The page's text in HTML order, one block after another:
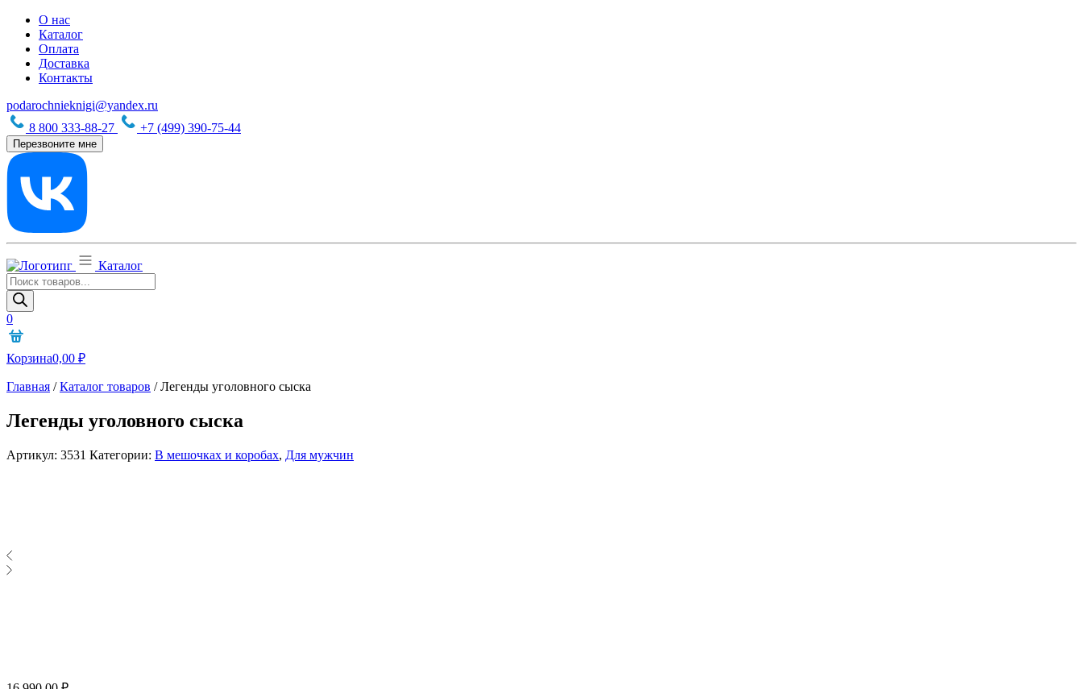
О нас
Каталог
Оплата
Доставка
Контакты
podarochnieknigi@yandex.ru
8 800 333-88-27
+7 (499) 390-75-44
Перезвоните мне
Каталог
Поиск
товаров
0
Корзина0,00 ₽
Главная /Каталог товаров /Легенды уголовного сыска
Легенды уголовного сыска
Артикул: 3531 Категории: В мешочках и коробах, Для мужчин